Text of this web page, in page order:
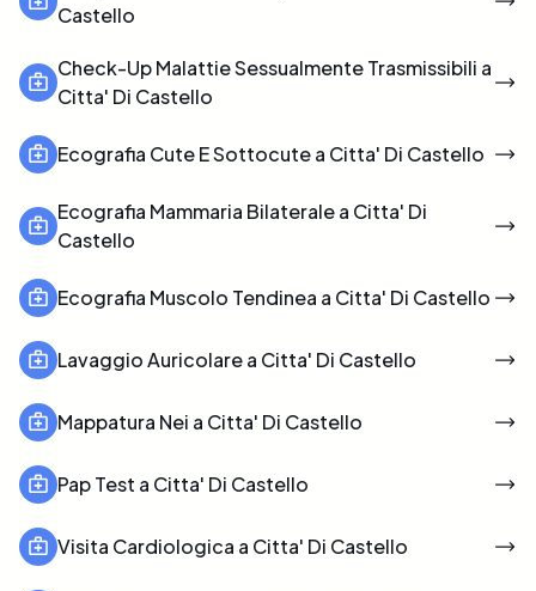
Castello
Check-Up Malattie Sessualmente Trasmissibili a
Citta' Di Castello
Ecografia Cute E Sottocute a Citta' Di Castello
Ecografia Mammaria Bilaterale a Citta' Di
Castello
Ecografia Muscolo Tendinea a Citta' Di Castello
Lavaggio Auricolare a Citta' Di Castello
Mappatura Nei a Citta' Di Castello
Pap Test a Citta' Di Castello
Visita Cardiologica a Citta' Di Castello